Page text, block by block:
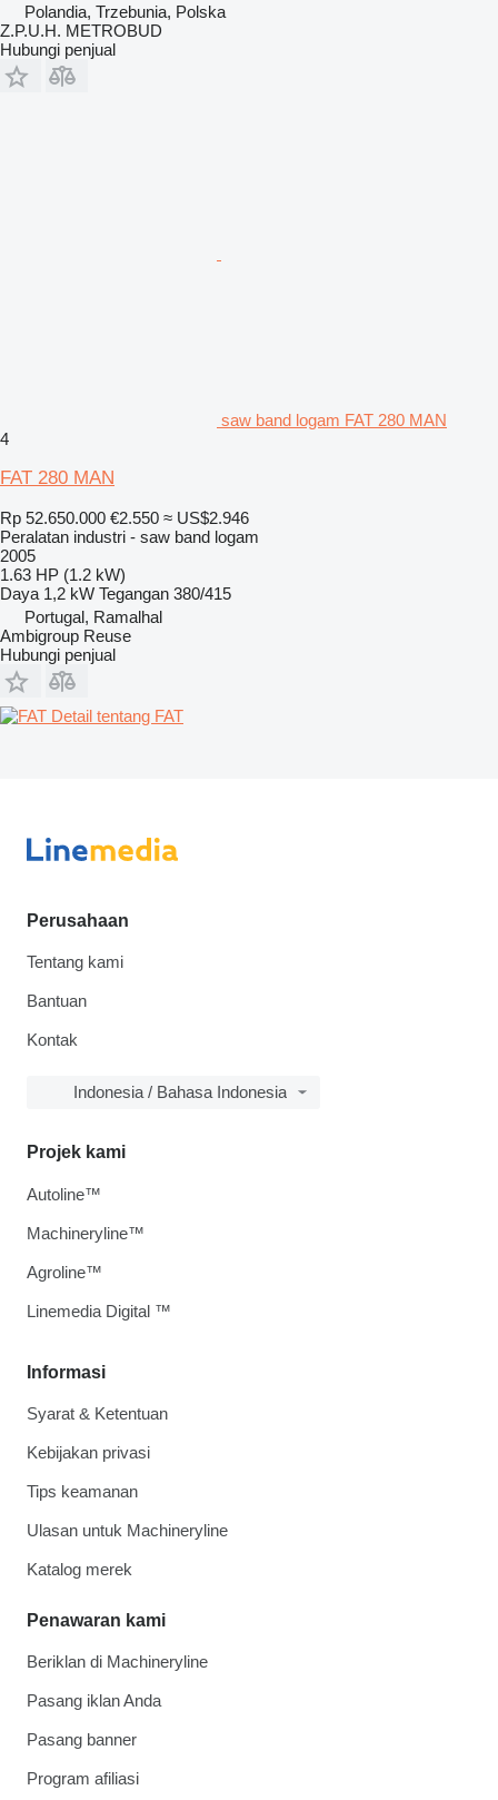
Polandia, Trzebunia, Polska
Z.P.U.H. METROBUD
Hubungi penjual
saw band logam FAT 280 MAN
4
FAT 280 MAN
Rp 52.650.000 €2.550 ≈ US$2.946
Peralatan industri - saw band logam
2005
1.63 HP (1.2 kW)
Daya 1,2 kW Tegangan 380/415
Portugal, Ramalhal
Ambigroup Reuse
Hubungi penjual
Detail tentang FAT
Perusahaan
Tentang kami
Bantuan
Kontak
Indonesia / Bahasa Indonesia
Informasi
Syarat & Ketentuan
Kebijakan privasi
Tips keamanan
Ulasan untuk Machineryline
Katalog merek
Penawaran kami
Beriklan di Machineryline
Pasang iklan Anda
Pasang banner
Program afiliasi
Projek kami
Autoline™
Machineryline™
Agroline™
Linemedia Digital ™